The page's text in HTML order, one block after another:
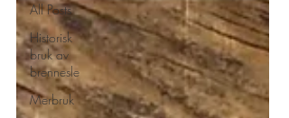
All Posts
Historisk
bruk av
brennesle
Merbruk